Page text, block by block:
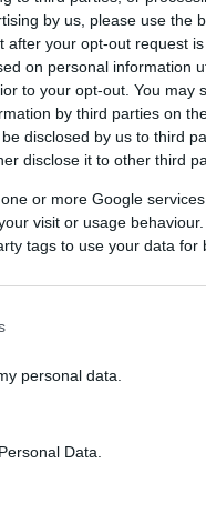
by us, please use the
after your opt-out request
on personal information
to your opt-out. You may
by third parties on
disclosed by us to third
disclose it to other third
or more Google
visit or usage
tags to use your data for
personal data.
Data.
és MABISZ.